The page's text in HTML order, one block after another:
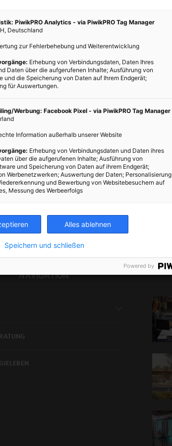
NAVIGATION
PiwikPRO Analytics - via PiwikPRO Tag Manager
Deutschland
zur Fehlerbehebung und Weiterentwicklung
Erhebung von Verbindungsdaten, Daten Ihres
Daten über die aufgerufenen Inhalte; Ausführung von
und die Speicherung von Daten auf Ihrem Endgerät;
für Auswertungen.
Werbung: Facebook Pixel - via PiwikPRO Tag Manager
Information außerhalb unserer Website
Erhebung von Verbindungsdaten und Daten ihres
über die aufgerufenen Inhalte; Ausführung von
und Speicherung von Daten auf ihrem Endgerät;
Werbenetzwerken; Auswertung der Daten; Personalisierung
und Bewerbung von Websitebesuchern auf
Messung des Werbeerfolgs
Alles ablehnen
Speichern und schließen
Powered by